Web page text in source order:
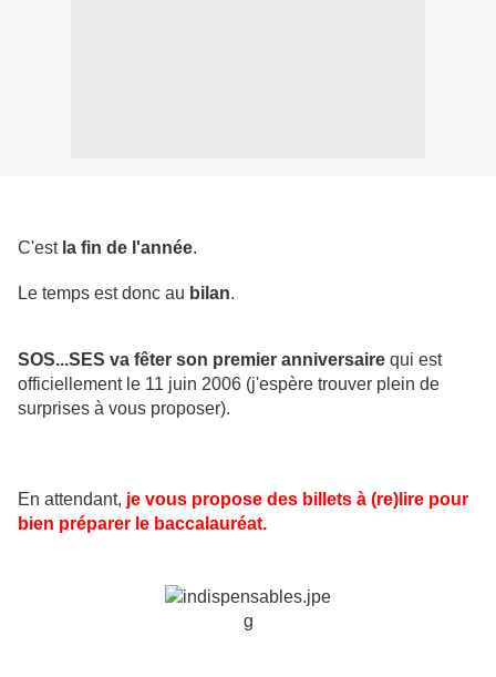
C'est la fin de l'année.
Le temps est donc au bilan.
SOS...SES va fêter son premier anniversaire qui est
officiellement le 11 juin 2006 (j'espère trouver plein de
surprises à vous proposer).
En attendant, je vous propose des billets à (re)lire pour
bien préparer le baccalauréat.